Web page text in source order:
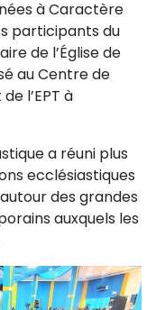
à Caractère
participants du
de l’Église de
au Centre de
l’EPT à
a réuni plus
ecclésiastiques
des grandes
auxquels les